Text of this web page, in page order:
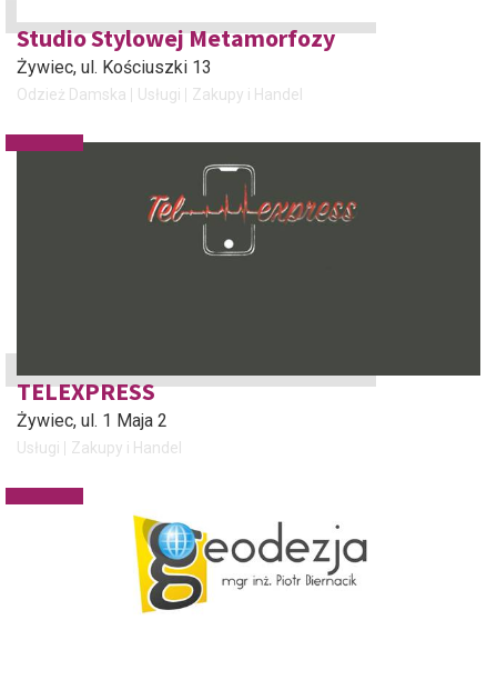
Studio Stylowej Metamorfozy
Żywiec, ul. Kościuszki 13
Odzież Damska Usługi Zakupy i Handel
TELEXPRESS
Żywiec, ul. 1 Maja 2
Usługi Zakupy i Handel